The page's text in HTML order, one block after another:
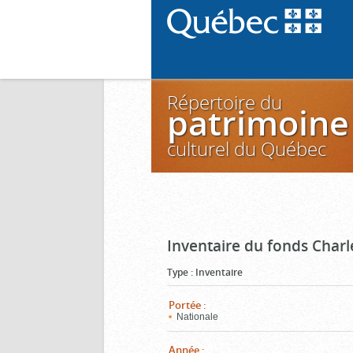
Répertoire du
patrimoine
culturel du Québec
Inventaire du fonds
Type : Inventaire
Portée :
Nationale